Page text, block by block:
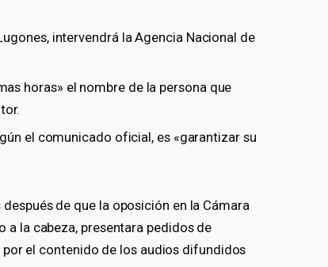
intervendrá la Agencia Nacional de
horas» el nombre de la persona que
el comunicado oficial, es «garantizar su
de que la oposición en la Cámara
a la cabeza, presentara pedidos de
el contenido de los audios difundidos